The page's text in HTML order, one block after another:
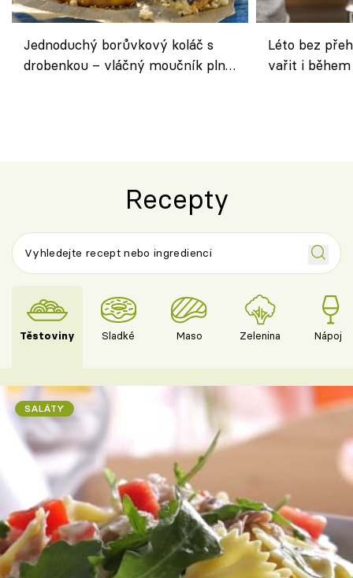
Jednoduchý borůvkový koláč s
drobenkou – vláčný moučník plný
Léto bez
vařit i
Recepty
Těstoviny Sladké Maso Zelenina Nápoje
SALÁTY